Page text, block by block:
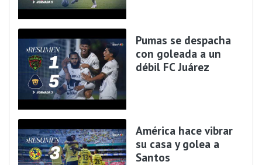
Pumas se despacha
con goleada a un
débil FC Juárez
América hace vibrar
su casa y golea a
Santos